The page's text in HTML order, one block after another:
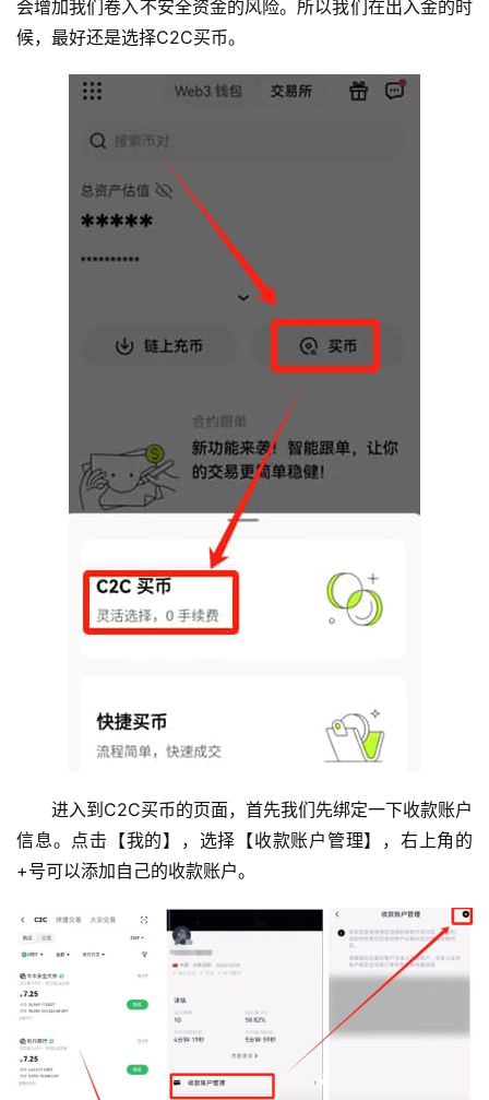
会增加我们卷入不安全资金的风险。所以我们在出入金的时
候，最好还是选择C2C买币。
进入到C2C买币的页面，首先我们先绑定一下收款账户
信息。点击【我的】，选择【收款账户管理】，右上角的
+号可以添加自己的收款账户。